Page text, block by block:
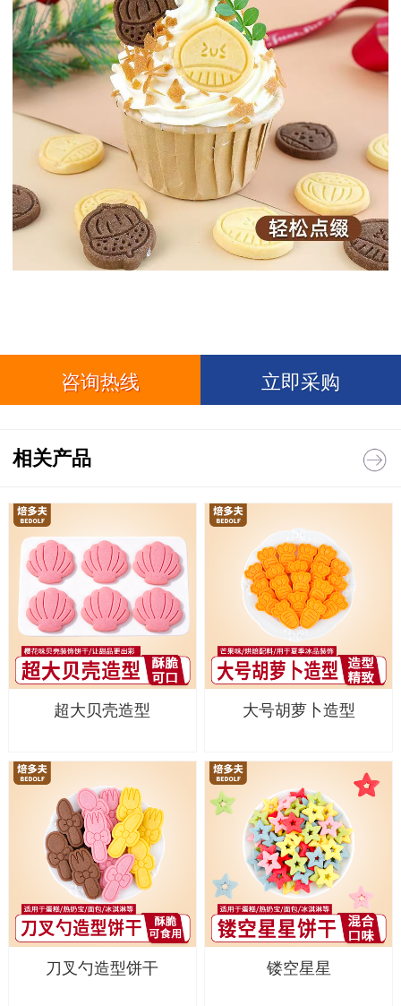
咨询热线 立即采购
相关产品
超大贝壳造型 大号胡萝卜造型
刀叉勺造型饼干 镂空星星